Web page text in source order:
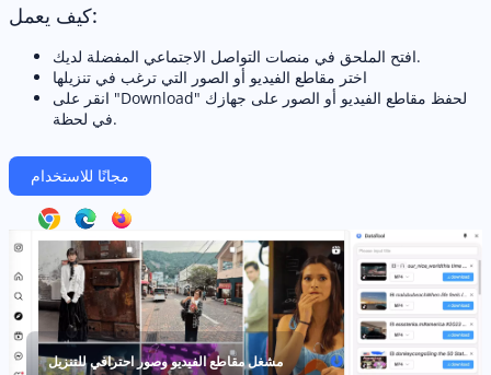
كيف يعمل:
افتح الملحق في منصات التواصل الاجتماعي المفضلة لديك.
اختر مقاطع الفيديو أو الصور التي ترغب في تنزيلها
انقر على "Download" لحفظ مقاطع الفيديو أو الصور على جهازك
في لحظة.
مجانًا للاستخدام
مشغل مقاطع الفيديو وصور احترافي للتنزيل